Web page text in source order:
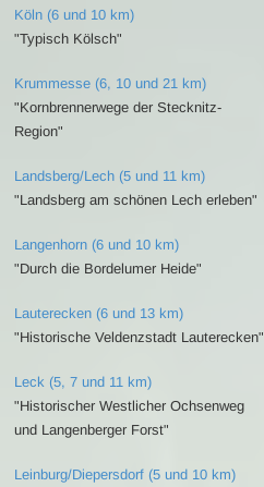
Köln (6 und 10 km)
"Typisch Kölsch"
Krummesse (6, 10 und 21 km)
"Kornbrennerwege der Stecknitz-
Region"
Landsberg/Lech (5 und 11 km)
"Landsberg am schönen Lech erleben"
Langenhorn (6 und 10 km)
"Durch die Bordelumer Heide"
Lauterecken (6 und 13 km)
"Historische Veldenzstadt Lauterecken"
Leck (5, 7 und 11 km)
"Historischer Westlicher Ochsenweg
und Langenberger Forst"
Leinburg/Diepersdorf (5 und 10 km)